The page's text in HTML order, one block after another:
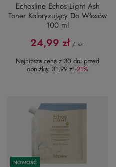
Echosline Echos Light Ash
Toner Koloryzujący Do Włosów
100 ml
24,99 zł / szt.
Najniższa cena z 30 dni przed
obniżką: 31,99 zł-21%
NOWOŚĆ